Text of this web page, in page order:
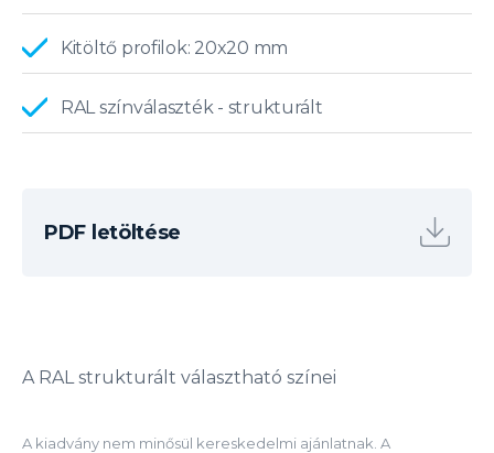
Kitöltő profilok: 20x20 mm
RAL színválaszték - strukturált
PDF letöltése
A RAL strukturált választható színei
A kiadvány nem minősül kereskedelmi ajánlatnak. A